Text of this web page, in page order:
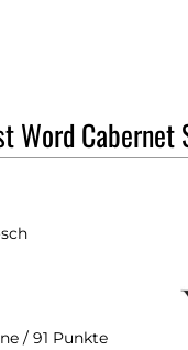
Word Cabernet
/ 91 Punkte